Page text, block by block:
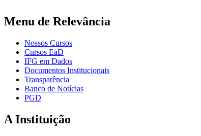
Menu de Relevância
Nossos Cursos
Cursos EaD
IFG em Dados
Documentos Institucionais
Transparência
Banco de Notícias
PGD
A Instituição